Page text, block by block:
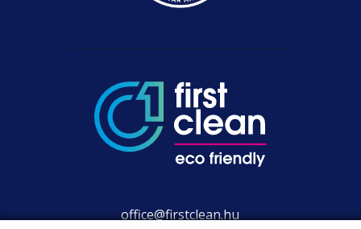
office@firstclean.hu